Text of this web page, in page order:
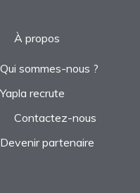
À propos
Qui sommes-nous ?
Yapla recrute
Contactez-nous
Devenir partenaire